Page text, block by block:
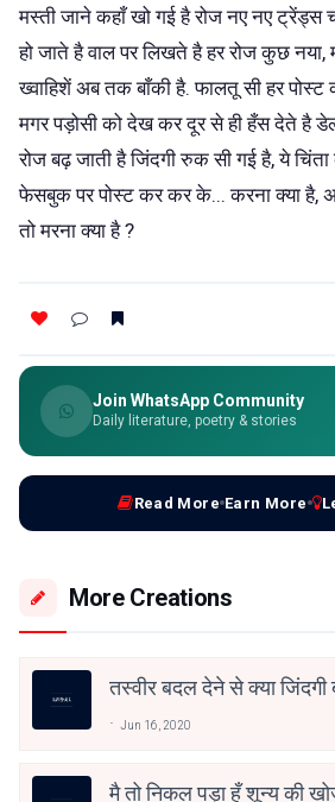
मस्ती जाने कहाँ खो गई है रोज नए नए
हो जाते है वाल पर लिखते है हर रोज कुछ नया,
ख्वाहिशें अब तक बाँकी है. फालतू सी हर
मगर पड़ोसी को देख कर दूर से ही हँस देते है
रोज बढ़ जाती है जिंदगी रुक सी गई है, ये
फेसबुक पर पोस्ट कर कर के... करना क्या है,
तो मरना क्या है ?
Join WhatsApp Community
Daily literature, poetry & stories
Read More Earn More
More Creations
तस्वीर बदल देने से क्या जिंदगी
Jun 16, 2020
मै तो निकल पड़ा हूँ शून्य की